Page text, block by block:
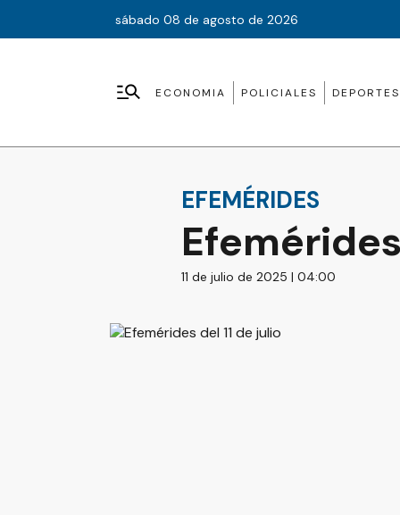
sábado 08 de agosto de 2026
ECONOMIA POLICIALES DEPORTES
EFEMÉRIDES
11 de julio de 2025 | 04:00